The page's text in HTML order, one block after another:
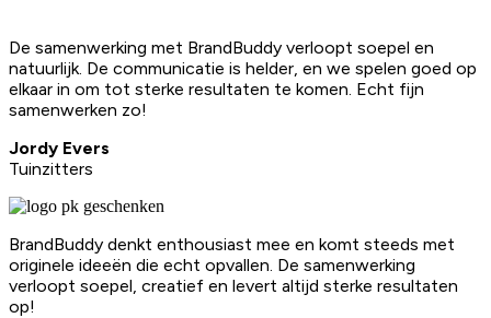
De samenwerking met BrandBuddy verloopt soepel en
natuurlijk. De communicatie is helder, en we spelen goed op
elkaar in om tot sterke resultaten te komen. Echt fijn
samenwerken zo!
Jordy Evers
Tuinzitters
BrandBuddy denkt enthousiast mee en komt steeds met
originele ideeën die echt opvallen. De samenwerking
verloopt soepel, creatief en levert altijd sterke resultaten
op!